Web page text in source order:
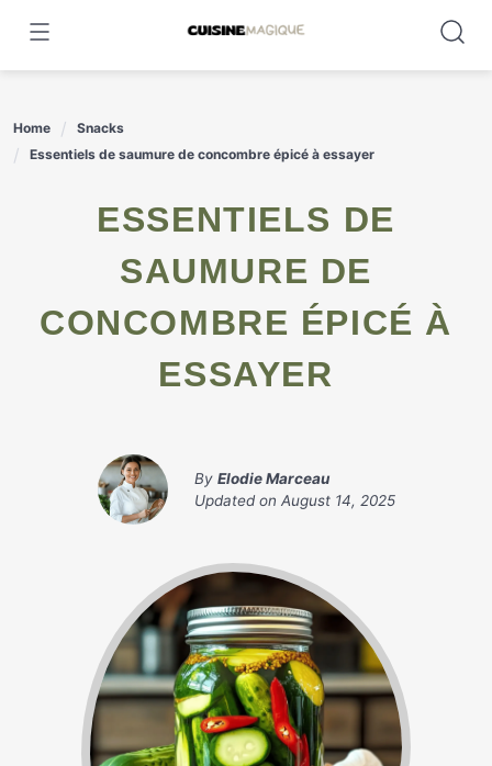
content
Home
Snacks
Essentiels de saumure de concombre épicé à essayer
ESSENTIELS DE
SAUMURE DE
CONCOMBRE ÉPICÉ À
ESSAYER
By Elodie Marceau
Updated on August 14, 2025